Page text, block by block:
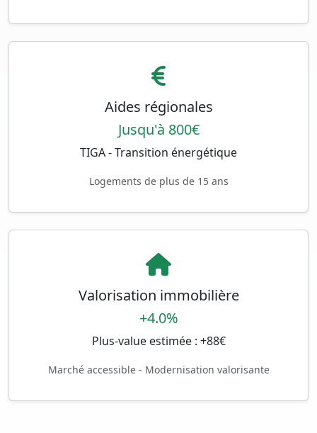
Aides régionales
Jusqu'à 800€
TIGA - Transition énergétique
Logements de plus de 15 ans
Valorisation immobilière
+4.0%
Plus-value estimée : +88€
Marché accessible - Modernisation valorisante